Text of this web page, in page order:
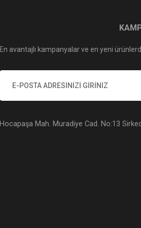
En avantajlı kampanyalar ve en yeni
Hocapaşa Mah. Muradiye Cad. No:13